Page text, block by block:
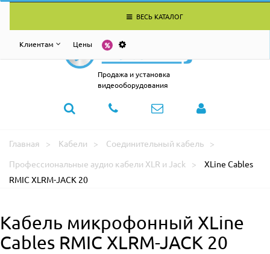
ВЕСЬ КАТАЛОГ
Клиентам Цены
Продажа и установка
видеооборудования
Главная Кабели
Соединительный кабель
Профессиональные аудио кабели XLR и Jack
XLine Cables
RMIC XLRM-JACK 20
Кабель микрофонный XLine
Cables RMIC XLRM-JACK 20